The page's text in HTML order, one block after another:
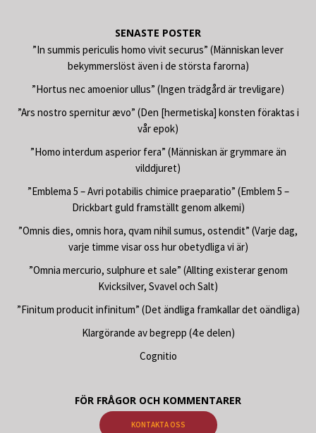
SENASTE POSTER
”In summis periculis homo vivit securus” (Människan lever
bekymmerslöst även i de största farorna)
”Hortus nec amoenior ullus” (Ingen trädgård är trevligare)
”Ars nostro spernitur ævo” (Den [hermetiska] konsten föraktas i
vår epok)
”Homo interdum asperior fera” (Människan är grymmare än
vilddjuret)
”Emblema 5 – Avri potabilis chimice praeparatio” (Emblem 5 –
Drickbart guld framställt genom alkemi)
”Omnis dies, omnis hora, qvam nihil sumus, ostendit” (Varje dag,
varje timme visar oss hur obetydliga vi är)
”Omnia mercurio, sulphure et sale” (Allting existerar genom
Kvicksilver, Svavel och Salt)
”Finitum producit infinitum” (Det ändliga framkallar det oändliga)
Klargörande av begrepp (4:e delen)
Cognitio
FÖR FRÅGOR OCH KOMMENTARER
KONTAKTA OSS